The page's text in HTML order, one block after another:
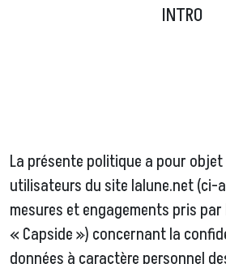
INTRO
La présente politique a pour objet
utilisateurs du site lalune.net (ci-
mesures et engagements pris
« Capside ») concernant la